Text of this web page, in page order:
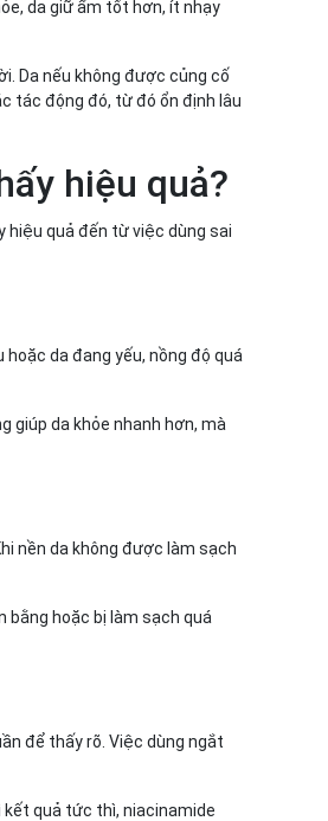
da giữ ẩm tốt hơn, ít nhạy
Da nếu không được củng cố
tác động đó, từ đó ổn định lâu
hiệu quả?
hiệu quả đến từ việc dùng sai
da đang yếu, nồng độ quá
giúp da khỏe nhanh hơn, mà
nền da không được làm sạch
bằng hoặc bị làm sạch quá
để thấy rõ. Việc dùng ngắt
kết quả tức thì, niacinamide